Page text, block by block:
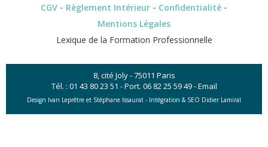
CGV - Règlement Intérieur - Confidentialité -
Mentions Légales
Lexique de la Formation Professionnelle
8, cité Joly - 75011 Paris
Tél. : 01 43 80 23 51 - Port. 06 82 25 59 49-Email
Design Ivan Leprêtre et Stéphane Issaurat - Intégration & SEO Didier Lamiral